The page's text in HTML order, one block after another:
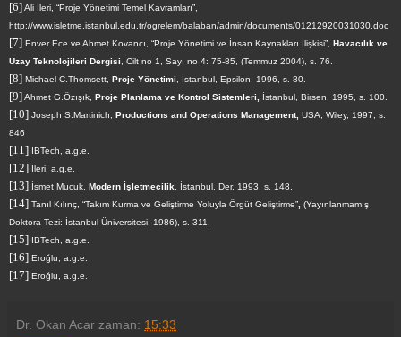
[6]Ali İleri, “Proje Yönetimi Temel Kavramları”,
http://www.isletme.istanbul.edu.tr/ogrelem/balaban/admin/documents/01212920031030.doc
[7] Enver Ece ve Ahmet Kovancı, “Proje Yönetimi ve İnsan Kaynakları İlişkisi”, Havacılık ve
Uzay Teknolojileri Dergisi , Cilt no 1, Sayı no 4: 75-85, (Temmuz 2004), s. 76.
[8] Michael C.Thomsett, Proje Yönetimi , İstanbul, Epsilon, 1996, s. 80.
[9]Ahmet G.Özışık, Proje Planlama ve Kontrol Sistemleri, İstanbul, Birsen, 1995, s. 100.
[10] Joseph S.Martinich, Productions and Operations Management, USA, Wiley, 1997, s.
846
[11] IBTech, a.g.e.
[12] İleri, a.g.e.
[13] İsmet Mucuk, Modern İşletmecilik , İstanbul, Der, 1993, s. 148.
[14] Tanıl Kılınç, “Takım Kurma ve Geliştirme Yoluyla Örgüt Geliştirme” (Yayınlanmamış
Doktora Tezi: İstanbul Üniversitesi, 1986), s. 311.
[15] IBTech, a.g.e.
[16] Eroğlu, a.g.e.
[17] Eroğlu, a.g.e.
Dr. Okan Acar zaman: 15:33